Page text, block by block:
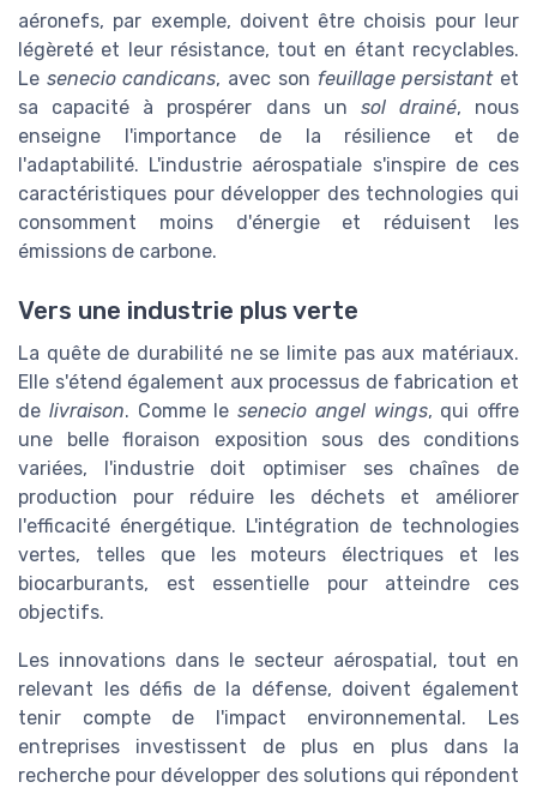
aéronefs, par exemple, doivent être choisis pour leur
légèreté et leur résistance, tout en étant recyclables.
Le senecio candicans, avec son feuillage persistantet
sa capacité à prospérer dans un sol drainé, nous
enseigne l'importance de la résilience et de
l'adaptabilité. L'industrie aérospatiale s'inspire de ces
caractéristiques pour développer des technologies qui
consomment moins d'énergie et réduisent les
émissions de carbone.
Vers une industrie plus verte
La quête de durabilité ne se limite pas aux matériaux.
Elle s'étend également aux processus de fabrication et
de livraison. Comme le senecio angel wings, qui offre
une belle floraison exposition sous des conditions
variées, l'industrie doit optimiser ses chaînes de
production pour réduire les déchets et améliorer
l'efficacité énergétique. L'intégration de technologies
vertes, telles que les moteurs électriques et les
biocarburants, est essentielle pour atteindre ces
objectifs.
Les innovations dans le secteur aérospatial, tout en
relevant les défis de la défense, doivent également
tenir compte de l'impact environnemental. Les
entreprises investissent de plus en plus dans la
recherche pour développer des solutions qui répondent